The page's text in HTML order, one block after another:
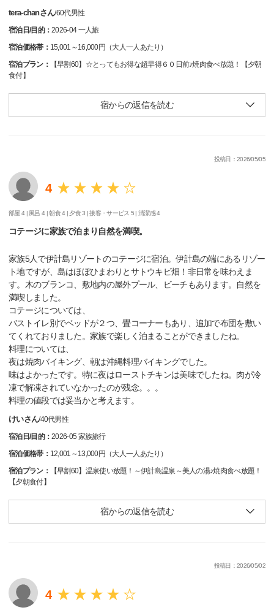
tera-chanさん/60代男性
宿泊日/目的：2026-04 一人旅
宿泊価格帯： 15,001～16,000円（大人一人あたり）
宿泊プラン：
【早割60】☆とってもお得な超早得６０日前♪焼肉食べ放題！【夕朝
食付】
宿からの返信を読む
投稿日：2026/05/05
4
部屋 4 | 風呂 4 |朝食 4 | 夕食 3 |接客・サービス 5 |清潔感 4
コテージに家族で泊まり自然を満喫。
家族5人で伊計島リゾートのコテージに宿泊。伊計島の端にあるリゾー
ト地ですが、島はほぼひまわりとサトウキビ畑！非日常を味わえま
す。木のブランコ、敷地内の屋外プール、ビーチもあります。自然を
満喫しました。
コテージについては、
バストイレ別でベッドが２つ、畳コーナーもあり、追加で布団を敷い
てくれておりました。家族で楽しく泊まることができましたね。
料理については、
夜は焼肉バイキング、朝は沖縄料理バイキングでした。
味はよかったです。特に夜はローストチキンは美味でしたね。肉が冷
凍で解凍されていなかったのが残念。。。
料理の値段では妥当かと考えます。
けいさん/40代男性
宿泊日/目的：2026-05 家族旅行
宿泊価格帯： 12,001～13,000円（大人一人あたり）
宿泊プラン：
【早割60】温泉使い放題！～伊計島温泉～美人の湯♪焼肉食べ放題！
【夕朝食付】
宿からの返信を読む
投稿日：2026/05/02
4